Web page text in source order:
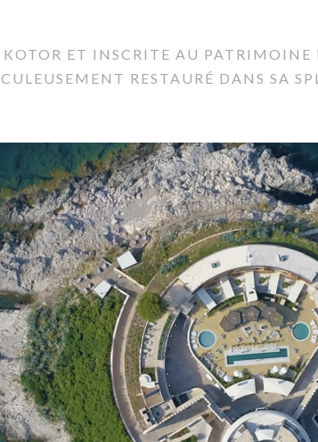
KOTOR ET INSCRITE AU
RESTAURÉ DANS SA